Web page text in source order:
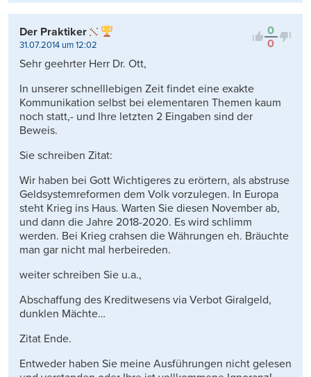
0
0
Der Praktiker
31.07.2014 um 12:02
Sehr geehrter Herr Dr. Ott,
In unserer schnelllebigen Zeit findet eine exakte
Kommunikation selbst bei elementaren Themen kaum
noch statt,- und Ihre letzten 2 Eingaben sind der
Beweis.
Sie schreiben Zitat:
Wir haben bei Gott Wichtigeres zu erörtern, als abstruse
Geldsystemreformen dem Volk vorzulegen. In Europa
steht Krieg ins Haus. Warten Sie diesen November ab,
und dann die Jahre 2018-2020. Es wird schlimm
werden. Bei Krieg crahsen die Währungen eh. Bräuchte
man gar nicht mal herbeireden.
weiter schreiben Sie u.a.,
Abschaffung des Kreditwesens via Verbot Giralgeld,
dunklen Mächte…
Zitat Ende.
Entweder haben Sie meine Ausführungen nicht gelesen